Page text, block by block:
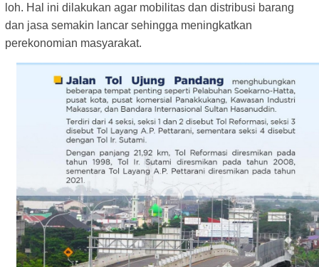
loh. Hal ini dilakukan agar mobilitas dan distribusi barang
dan jasa semakin lancar sehingga meningkatkan
perekonomian masyarakat.